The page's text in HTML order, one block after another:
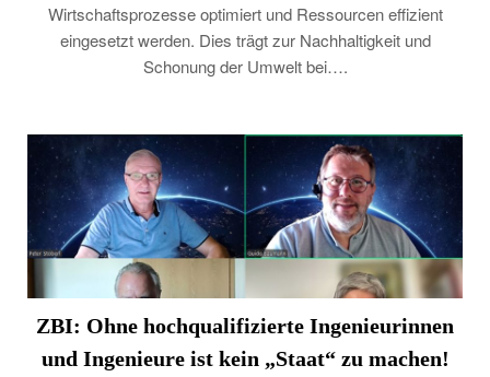
Wirtschaftsprozesse optimiert und Ressourcen effizient
eingesetzt werden. Dies trägt zur Nachhaltigkeit und
Schonung der Umwelt bei….
ZBI: Ohne hochqualifizierte Ingenieurinnen
und Ingenieure ist kein „Staat“ zu machen!